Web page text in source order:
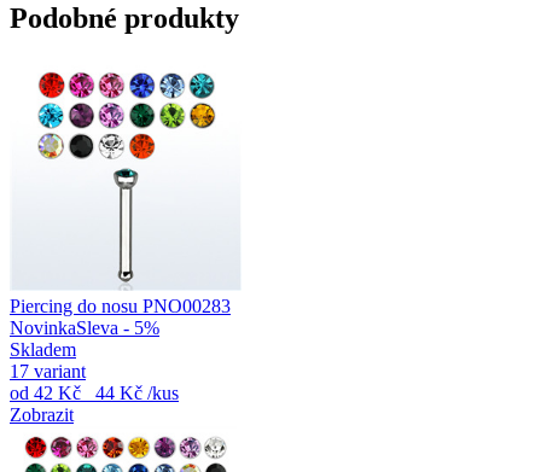
Podobné produkty
Piercing do nosu PNO00283
NovinkaSleva - 5%
Skladem
17 variant
od 42 Kč 44 Kč /kus
Zobrazit